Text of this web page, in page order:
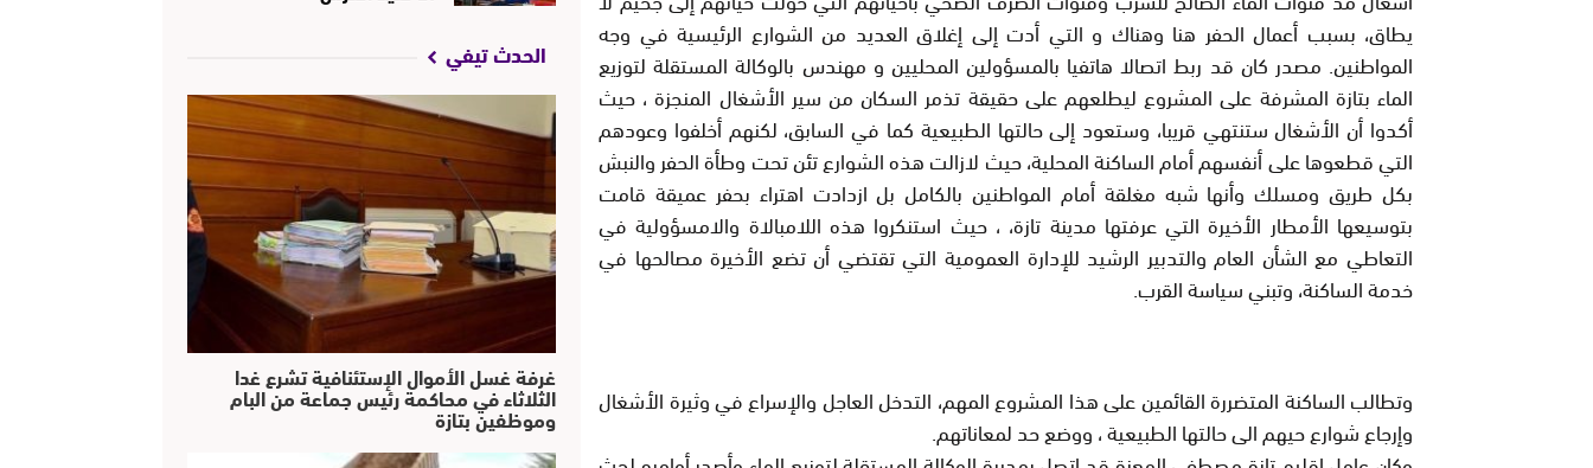
يطاق، بسبب أعمال الحفر هنا وهناك و التي أدت إلى إغلاق العديد من الشوارع الرئيسية في وجه
المواطنين. مصدر كان قد ربط اتصالا هاتفيا بالمسؤولين المحليين و مهندس بالوكالة المستقلة لتوزيع
الماء بتازة المشرفة على المشروع ليطلعهم على حقيقة تذمر السكان من سير الأشغال المنجزة ، حيث
أكدوا أن الأشغال ستنتهي قريبا، وستعود إلى حالتها الطبيعية كما في السابق، لكنهم أخلفوا وعودهم
التي قطعوها على أنفسهم أمام الساكنة المحلية، حيث لازالت هذه الشوارع تئن تحت وطأة الحفر والنبش
بكل طريق ومسلك وأنها شبه مغلقة أمام المواطنين بالكامل بل ازدادت اهتراء بحفر عميقة قامت
بتوسيعها الأمطار الأخيرة التي عرفتها مدينة تازة، ، حيث استنكروا هذه اللامبالاة والامسؤولية في
التعاطي مع الشأن العام والتدبير الرشيد للإدارة العمومية التي تقتضي أن تضع الأخيرة مصالحها في
خدمة الساكنة، وتبني سياسة القرب.
وتطالب الساكنة المتضررة القائمين على هذا المشروع المهم، التدخل العاجل والإسراع في وثيرة الأشغال
وإرجاع شوارع حيهم الى حالتها الطبيعية ، ووضع حد لمعاناتهم.
الحدث تيفي
غرفة غسل الأموال الإستئنافية تشرع غدا
الثلاثاء في محاكمة رئيس جماعة من البام
وموظفين بتازة